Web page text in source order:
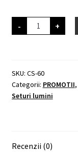
-
Cantitate
fata
7
LED,
reincarcabile
USB
+
SKU: CS-60
Categorii: PROMOTII,
Seturi lumini
Recenzii (0)